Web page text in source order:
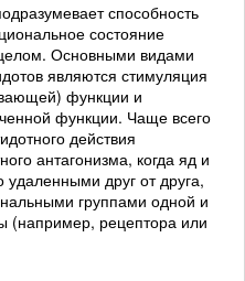
способность
состояние
Основными видами
являются стимуляция
функции и
функции. Чаще всего
действия
антагонизма, когда яд и
удаленными друг от друга,
группами одной и
(например, рецептора или